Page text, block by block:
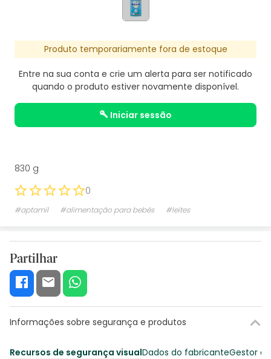
Produto temporariamente fora de estoque
Entre na sua conta e crie um alerta para ser notificado
quando o produto estiver novamente disponível.
iniciar sessão
830 g
0
#aptamil #alimentação para bebés #leites
Partilhar
Informações sobre segurança e produtos
Recursos de segurança visualDados do fabricanteGestor